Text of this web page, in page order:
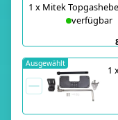
1 x Mitek
verfügbar
1
Ausgewählt